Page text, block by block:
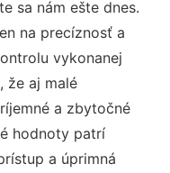
sa nám ešte dnes.
na precíznosť a
vykonanej
že aj malé
a zbytočné
hodnoty patrí
a úprimná